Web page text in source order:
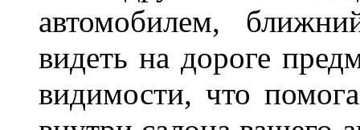
автомобилем,
видеть на дороге
видимости, что